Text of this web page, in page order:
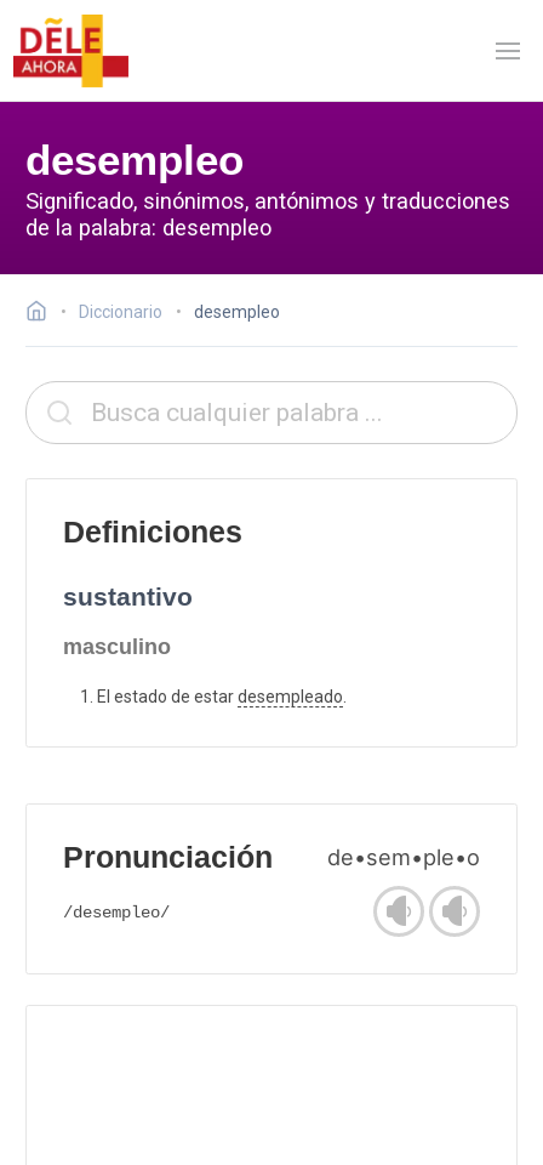
desempleo
Significado, sinónimos, antónimos y traducciones
de la palabra: desempleo
Diccionario desempleo
Definiciones
sustantivo
masculino
El estado de estardesempleado
Pronunciación de•sem•ple•o
/desempleo/